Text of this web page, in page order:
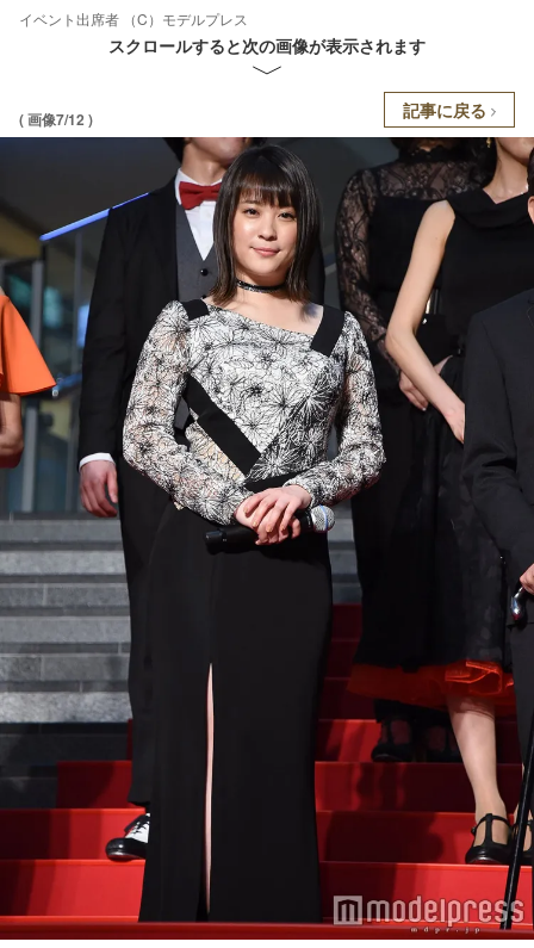
イベント出席者 （C）モデルプレス
スクロールすると次の画像が表示されます
( 画像7/12 ) 記事に戻る